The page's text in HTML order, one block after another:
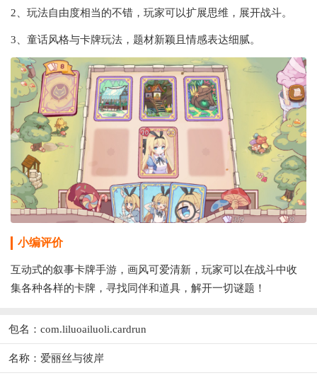
2、玩法自由度相当的不错，玩家可以扩展思维，展开战斗。
3、童话风格与卡牌玩法，题材新颖且情感表达细腻。
小编评价
互动式的叙事卡牌手游，画风可爱清新，玩家可以在战斗中收
集各种各样的卡牌，寻找同伴和道具，解开一切谜题！
包名：com.liluoailuoli.cardrun
名称：爱丽丝与彼岸